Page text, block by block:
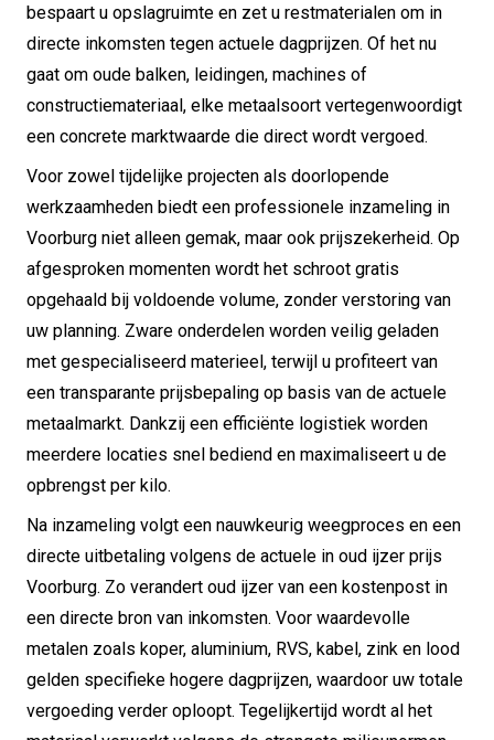
bespaart u opslagruimte en zet u restmaterialen om in
directe inkomsten tegen actuele dagprijzen. Of het nu
gaat om oude balken, leidingen, machines of
constructiemateriaal, elke metaalsoort vertegenwoordigt
een concrete marktwaarde die direct wordt vergoed.
Voor zowel tijdelijke projecten als doorlopende
werkzaamheden biedt een professionele inzameling in
Voorburg niet alleen gemak, maar ook prijszekerheid. Op
afgesproken momenten wordt het schroot gratis
opgehaald bij voldoende volume, zonder verstoring van
uw planning. Zware onderdelen worden veilig geladen
met gespecialiseerd materieel, terwijl u profiteert van
een transparante prijsbepaling op basis van de actuele
metaalmarkt. Dankzij een efficiënte logistiek worden
meerdere locaties snel bediend en maximaliseert u de
opbrengst per kilo.
Na inzameling volgt een nauwkeurig weegproces en een
directe uitbetaling volgens de actuele in oud ijzer prijs
Voorburg. Zo verandert oud ijzer van een kostenpost in
een directe bron van inkomsten. Voor waardevolle
metalen zoals koper, aluminium, RVS, kabel, zink en lood
gelden specifieke hogere dagprijzen, waardoor uw totale
vergoeding verder oploopt. Tegelijkertijd wordt al het